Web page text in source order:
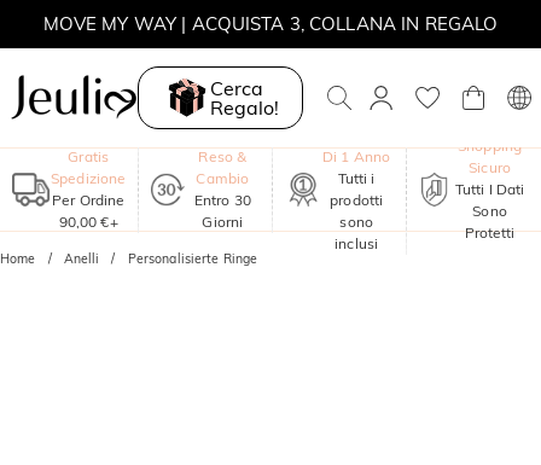
MOVE MY WAY | ACQUISTA 3, COLLANA IN REGALO
Cerca
Regalo!
Gratis
Spedizione
Per Ordine
90,00 €+
Reso &
Cambio
Entro 30
Giorni
Di 1 Anno
Tutti i
prodotti
sono
inclusi
Shopping
Sicuro
Tutti I Dati
Sono
Protetti
Home Anelli Personalisierte Ringe